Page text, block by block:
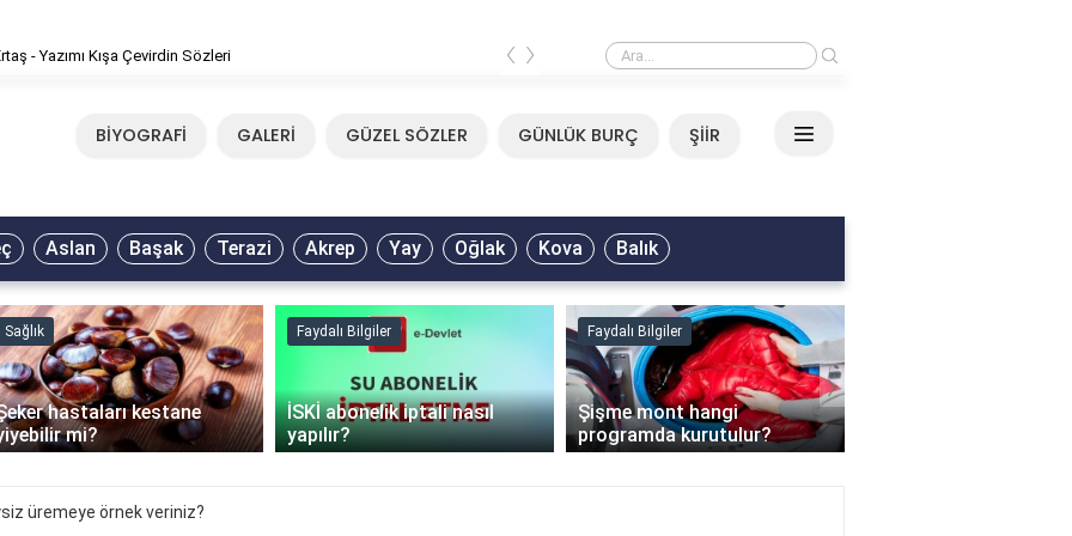
- Yazımı Kışa Çevirdin Sözleri Neşet Ertaş - Yazımı Kışa Çevirdin Sözleri
‹ ›
BİYOGRAFİ GALERİ GÜZEL SÖZLER GÜNLÜK BURÇ ŞİİR
Aslan Başak Terazi Akrep Yay Oğlak Kova Balık
Sağlık
hastaları kestane
mi?
Faydalı Bilgiler
İSKİ abonelik iptali nasıl
yapılır?
Faydalı Bilgiler
Şişme mont hangi
programda kurutulur?
›
üremeye örnek veriniz?